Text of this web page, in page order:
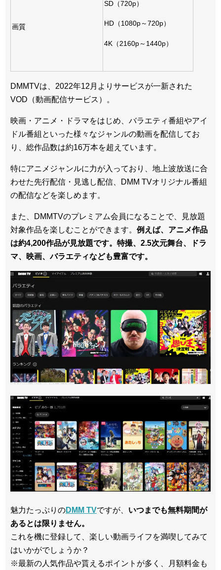
画質
SD（720p）
HD（1080p～720p）
4K（2160p～1440p）
DMMTVは、2022年12月よりサービスが一新された
VOD（動画配信サービス）。
映画・アニメ・ドラマをはじめ、バラエティ番組やアイ
ドル番組といった様々なジャンルの動画を配信してお
り、総作品数は約16万本を超えています。
特にアニメジャンルに力が入っており、地上波放送に合
わせた先行配信・見逃し配信、DMM TVオリジナル番組
の配信などを楽しめます。
また、DMMTVのプレミアム会員になることで、見放題
対象作品を楽しむことができます。 例えば、アニメ作品
は約4,200作品が見放題です。特撮、2.5次元舞台、ドラ
マ、映画、バラエティなども豊富です。
魅力たっぷりのDMM TVですが、 いつまでも無料期間が
あるとは限りません。
これを機に登録して、楽しい動画ライフを満喫してみて
はいかがでしょうか？
※最新の人気作品や貰えるポイントが多く、月額料金も